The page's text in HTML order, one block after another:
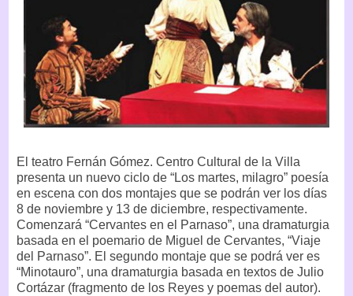
El teatro Fernán Gómez. Centro Cultural de la Villa
presenta un nuevo ciclo de “Los martes, milagro” poesía
en escena con dos montajes que se podrán ver los días
8 de noviembre y 13 de diciembre, respectivamente.
Comenzará “Cervantes en el Parnaso”, una dramaturgia
basada en el poemario de Miguel de Cervantes, “Viaje
del Parnaso”. El segundo montaje que se podrá ver es
“Minotauro”, una dramaturgia basada en textos de Julio
Cortázar (fragmento de los Reyes y poemas del autor).